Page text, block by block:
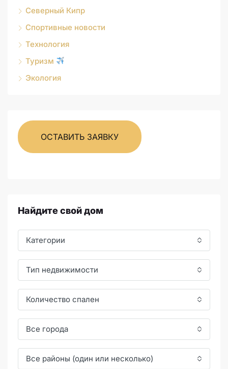
Северный Кипр
Спортивные новости
Технология
Туризм
Экология
ОСТАВИТЬ ЗАЯВКУ
Найдите свой дом
Категории
Тип недвижимости
Количество спален
Все города
Все районы (один или несколько)